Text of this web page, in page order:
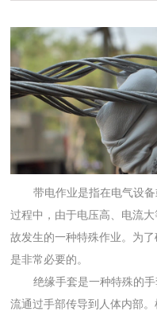
带电作业是指在电气设
过程中，由于电压高、电流
故发生的一种特殊作业。为
是非常必要的。
绝缘手套是一种特殊的
流通过手部传导到人体内部